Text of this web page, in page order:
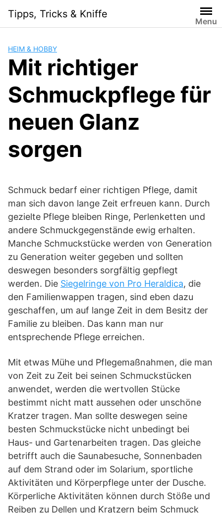
content
Tipps, Tricks & Kniffe
Menu
HEIM & HOBBY
Mit richtiger
Schmuckpflege für
neuen Glanz
sorgen
Schmuck bedarf einer richtigen Pflege, damit
man sich davon lange Zeit erfreuen kann. Durch
gezielte Pflege bleiben Ringe, Perlenketten und
andere Schmuckgegenstände ewig erhalten.
Manche Schmuckstücke werden von Generation
zu Generation weiter gegeben und sollten
deswegen besonders sorgfältig gepflegt
werden. Die Siegelringe von Pro Heraldica, die
den Familienwappen tragen, sind eben dazu
geschaffen, um auf lange Zeit in dem Besitz der
Familie zu bleiben. Das kann man nur
entsprechende Pflege erreichen.
Mit etwas Mühe und Pflegemaßnahmen, die man
von Zeit zu Zeit bei seinen Schmuckstücken
anwendet, werden die wertvollen Stücke
bestimmt nicht matt aussehen oder unschöne
Kratzer tragen. Man sollte deswegen seine
besten Schmuckstücke nicht unbedingt bei
Haus- und Gartenarbeiten tragen. Das gleiche
betrifft auch die Saunabesuche, Sonnenbaden
auf dem Strand oder im Solarium, sportliche
Aktivitäten und Körperpflege unter der Dusche.
Körperliche Aktivitäten können durch Stöße und
Reiben zu Dellen und Kratzern beim Schmuck